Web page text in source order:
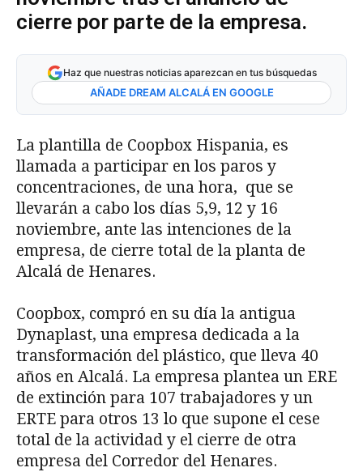
cierre por parte de la empresa.
Haz que nuestras noticias aparezcan en tus búsquedas
AÑADE DREAM ALCALÁ EN GOOGLE
La plantilla de Coopbox Hispania, es
llamada a participar en los paros y
concentraciones, de una hora, que se
llevarán a cabo los días 5,9, 12 y 16
noviembre, ante las intenciones de la
empresa, de cierre total de la planta de
Alcalá de Henares.
Coopbox, compró en su día la antigua
Dynaplast, una empresa dedicada a la
transformación del plástico, que lleva 40
años en Alcalá. La empresa plantea un ERE
de extinción para 107 trabajadores y un
ERTE para otros 13 lo que supone el cese
total de la actividad y el cierre de otra
empresa del Corredor del Henares.